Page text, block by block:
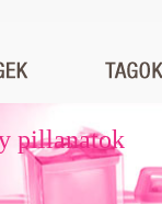
pillanatok